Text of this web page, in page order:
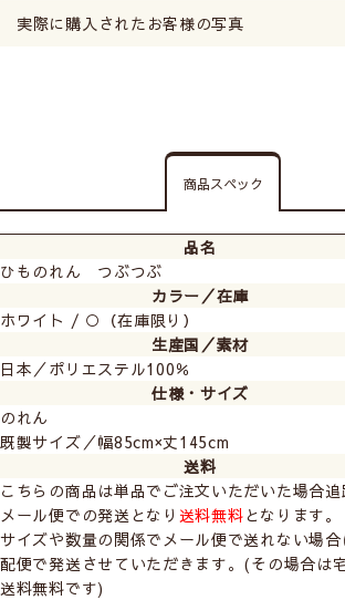
実際に購入されたお客様の写真
商品説明を詳しく見る
商品スペック
品名
ひものれん つぶつぶ
カラー／在庫
ホワイト / ○（在庫限り）
生産国／素材
日本／ポリエステル100％
仕様・サイズ
のれん
既製サイズ／幅85cm×丈145cm
送料
こちらの商品は単品でご注文いただいた場合
メール便での発送となり 送料無料となります。
サイズや数量の関係でメール便で送れない場合
配便で発送させていただきます。(その場合は
送料無料です)